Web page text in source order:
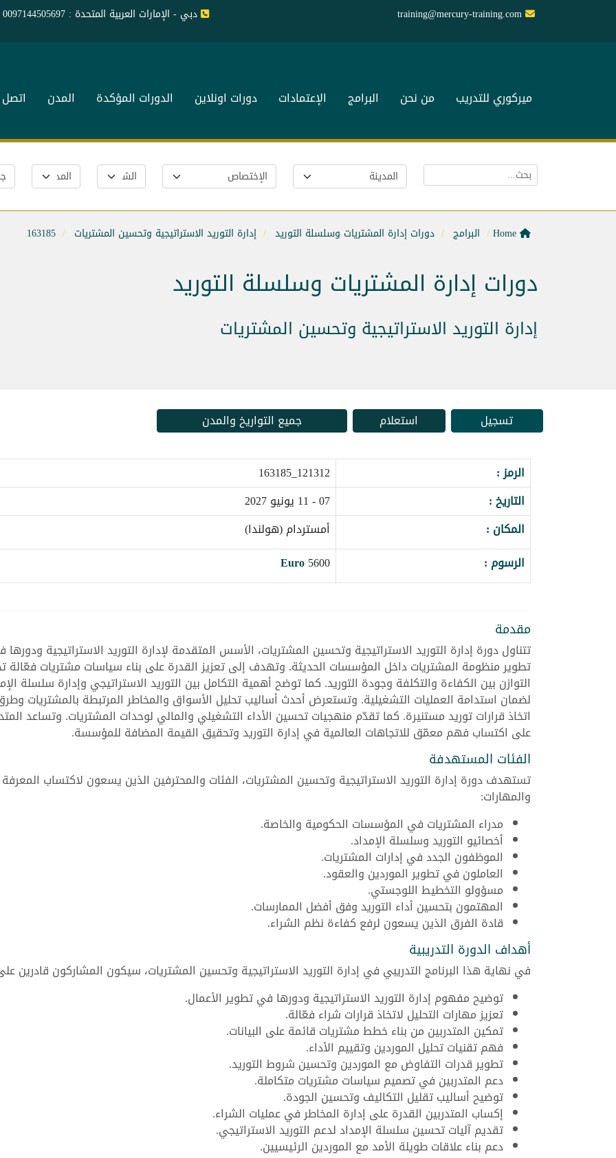
training@mercury-training.com دبي - الإمارات العربية المتحدة : 0097144505697
ميركوري للتدريب من نحن البرامج الإعتمادات دورات اونلاين الدورات المؤكدة المدن اتصل
البرامج دورات إدارة المشتريات وسلسلة التوريد إدارة التوريد الاستراتيجية وتحسين المشتريات 163185
دورات إدارة المشتريات وسلسلة التوريد
إدارة التوريد الاستراتيجية وتحسين المشتريات
تسجيل استعلام جميع التواريخ والمدن
الرمز :
121312_163185
التاريخ :
07 - 11 يونيو 2027
المكان :
أمستردام (هولندا)
الرسوم :
5600
Euro
مقدمة
تتناول دورة إدارة التوريد الاستراتيجية وتحسين المشتريات، الأسس المتقدمة لإدارة التوريد الاستراتيجية
تطوير منظومة المشتريات داخل المؤسسات الحديثة. وتهدف إلى تعزيز القدرة على بناء سياسات مشتريات فعّالة
التوازن بين الكفاءة والتكلفة وجودة التوريد. كما توضح أهمية التكامل بين التوريد الاستراتيجي وإدارة سلسلة
لضمان استدامة العمليات التشغيلية. وتستعرض أحدث أساليب تحليل الأسواق والمخاطر المرتبطة بالمشتريات
اتخاذ قرارات توريد مستنيرة. كما تقدّم منهجيات تحسين الأداء التشغيلي والمالي لوحدات المشتريات. وتساعد
على اكتساب فهم معمّق للاتجاهات العالمية في إدارة التوريد وتحقيق القيمة المضافة للمؤسسة.
الفئات المستهدفة
تستهدف دورة إدارة التوريد الاستراتيجية وتحسين المشتريات، الفئات والمحترفين الذين يسعون لاكتساب المعرفة
والمهارات:
مدراء المشتريات في المؤسسات الحكومية والخاصة.
أخصائيو التوريد وسلسلة الإمداد.
الموظفون الجدد في إدارات المشتريات.
العاملون في تطوير الموردين والعقود.
مسؤولو التخطيط اللوجستي.
المهتمون بتحسين أداء التوريد وفق أفضل الممارسات.
قادة الفرق الذين يسعون لرفع كفاءة نظم الشراء.
أهداف الدورة التدريبية
في نهاية هذا البرنامج التدريبي في إدارة التوريد الاستراتيجية وتحسين المشتريات، سيكون المشاركون قادرين
توضيح مفهوم إدارة التوريد الاستراتيجية ودورها في تطوير الأعمال.
تعزيز مهارات التحليل لاتخاذ قرارات شراء فعّالة.
تمكين المتدربين من بناء خطط مشتريات قائمة على البيانات.
فهم تقنيات تحليل الموردين وتقييم الأداء.
تطوير قدرات التفاوض مع الموردين وتحسين شروط التوريد.
دعم المتدربين في تصميم سياسات مشتريات متكاملة.
توضيح أساليب تقليل التكاليف وتحسين الجودة.
إكساب المتدربين القدرة على إدارة المخاطر في عمليات الشراء.
تقديم آليات تحسين سلسلة الإمداد لدعم التوريد الاستراتيجي.
دعم بناء علاقات طويلة الأمد مع الموردين الرئيسيين.